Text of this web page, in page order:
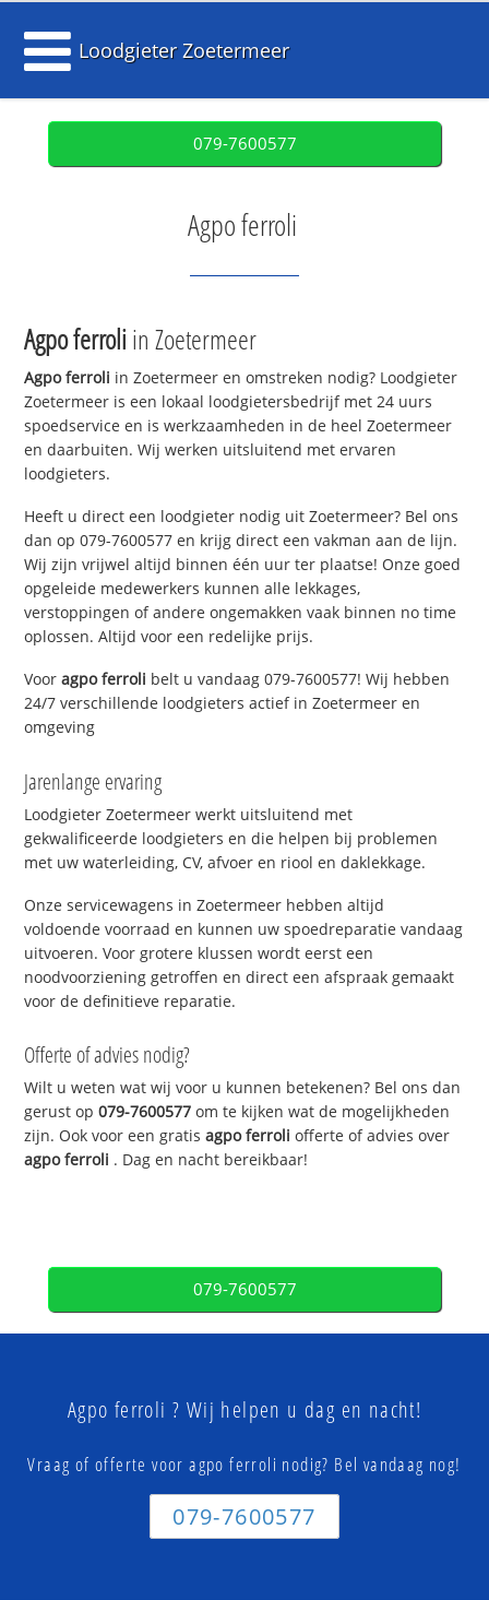
Loodgieter Zoetermeer
079-7600577
Agpo ferroli
Agpo ferroliin Zoetermeer
Agpo ferroli in Zoetermeer en omstreken nodig? Loodgieter
Zoetermeer is een lokaal loodgietersbedrijf met 24 uurs
spoedservice en is werkzaamheden in de heel Zoetermeer
en daarbuiten. Wij werken uitsluitend met ervaren
loodgieters.
Heeft u direct een loodgieter nodig uit Zoetermeer? Bel ons
dan op 079-7600577 en krijg direct een vakman aan de lijn.
Wij zijn vrijwel altijd binnen één uur ter plaatse! Onze goed
opgeleide medewerkers kunnen alle lekkages,
verstoppingen of andere ongemakken vaak binnen no time
oplossen. Altijd voor een redelijke prijs.
Vooragpo ferroli belt u vandaag 079-7600577! Wij hebben
24/7 verschillende loodgieters actief in Zoetermeer en
omgeving
Jarenlange ervaring
Loodgieter Zoetermeer werkt uitsluitend met
gekwalificeerde loodgieters en die helpen bij problemen
met uw waterleiding, CV, afvoer en riool en daklekkage.
Onze servicewagens in Zoetermeer hebben altijd
voldoende voorraad en kunnen uw spoedreparatie vandaag
uitvoeren. Voor grotere klussen wordt eerst een
noodvoorziening getroffen en direct een afspraak gemaakt
voor de definitieve reparatie.
Offerte of advies nodig?
Wilt u weten wat wij voor u kunnen betekenen? Bel ons dan
gerust op079-7600577 om te kijken wat de mogelijkheden
zijn. Ook voor een gratisagpo ferroliofferte of advies over
agpo ferroli . Dag en nacht bereikbaar!
079-7600577
Agpo ferroli ? Wij helpen u dag en nacht!
Vraag of offerte voor agpo ferroli nodig? Bel vandaag nog!
079-7600577